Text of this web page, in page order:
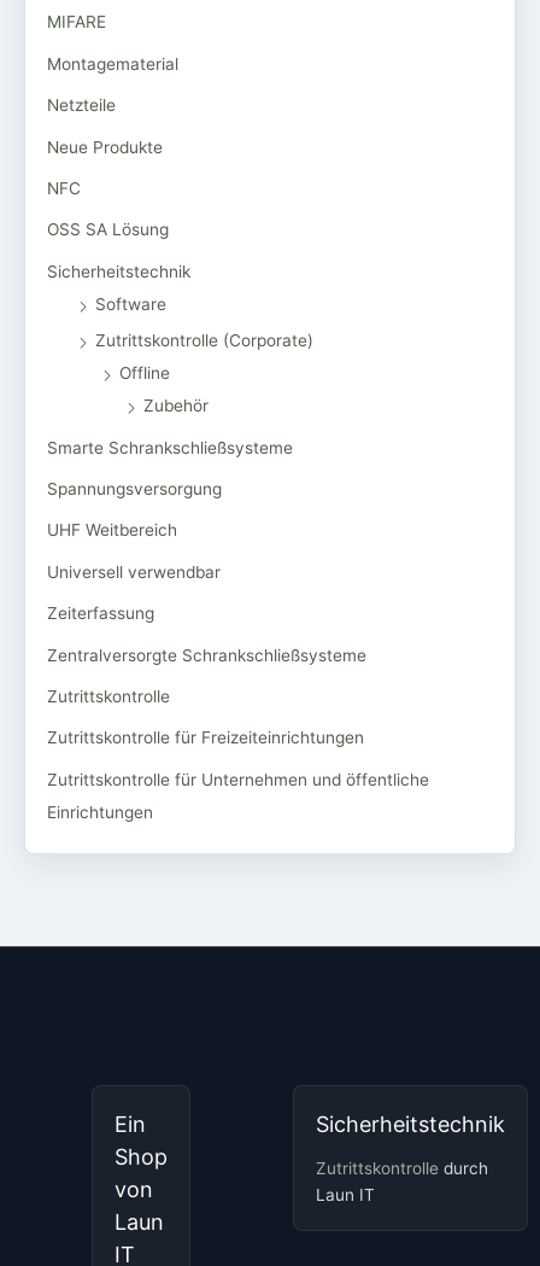
MIFARE
Montagematerial
Netzteile
Neue Produkte
NFC
OSS SA Lösung
Sicherheitstechnik
Software
Zutrittskontrolle (Corporate)
Offline
Zubehör
Smarte Schrankschließsysteme
Spannungsversorgung
UHF Weitbereich
Universell verwendbar
Zeiterfassung
Zentralversorgte Schrankschließsysteme
Zutrittskontrolle
Zutrittskontrolle für Freizeiteinrichtungen
Zutrittskontrolle für Unternehmen und öffentliche
Einrichtungen
Ein
Shop
von
Laun
IT
Sicherheitstechnik
Zutrittskontrolle durch
Laun IT